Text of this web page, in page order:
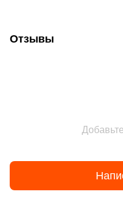
Отзывы